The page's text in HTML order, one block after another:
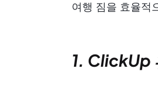
여행 짐을 효율적
1. ClickUp